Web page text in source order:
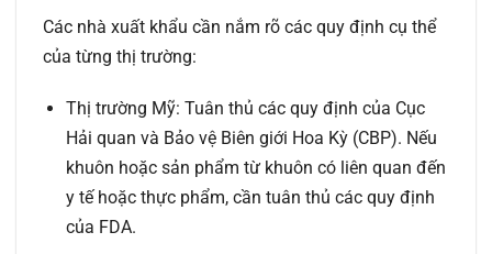
Các nhà xuất khẩu cần nắm rõ các quy định cụ thể
của từng thị trường:
Thị trường Mỹ: Tuân thủ các quy định của Cục
Hải quan và Bảo vệ Biên giới Hoa Kỳ (CBP). Nếu
khuôn hoặc sản phẩm từ khuôn có liên quan đến
y tế hoặc thực phẩm, cần tuân thủ các quy định
của FDA.